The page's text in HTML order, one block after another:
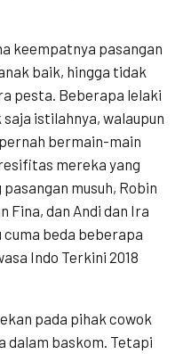
keempatnya pasangan
baik, hingga tidak
pesta. Beberapa lelaki
istilahnya, walaupun
bermain-main
mereka yang
musuh, Robin
Fina, dan Andi dan Ira
cuma beda beberapa
Indo Terkini 2018
pada pihak cowok
dalam baskom. Tetapi